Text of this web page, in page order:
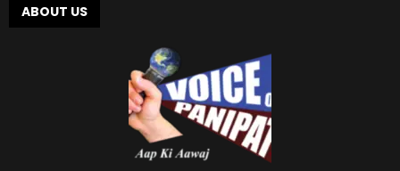
ABOUT US